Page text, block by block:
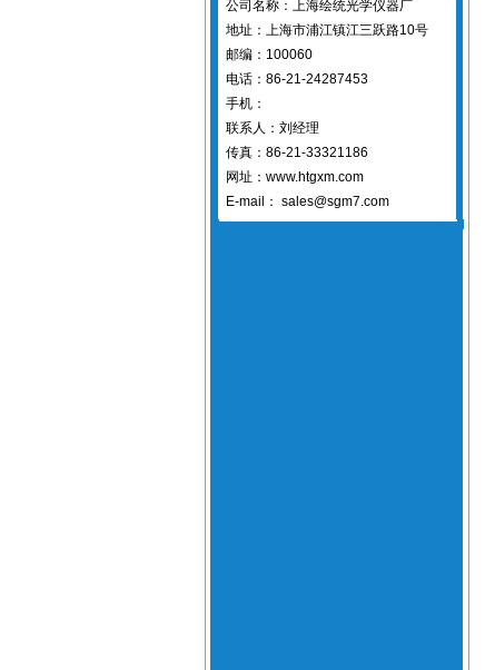
公司名称：上海绘统光学仪器厂
地址：上海市浦江镇江三跃路10号
邮编：100060
电话：86-21-24287453
手机：
联系人：刘经理
传真：86-21-33321186
网址：www.htgxm.com
E-mail： sales@sgm7.com